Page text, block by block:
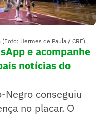
Hermes de Paula / CRF)
e acompanhe
notícias do
Negro conseguiu
no placar. O